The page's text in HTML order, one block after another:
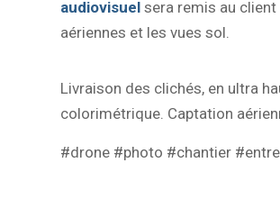
audiovisuel sera remis au
aériennes et les vues sol.
Livraison des clichés, en ultra
colorimétrique. Captation
#drone #photo #chantier